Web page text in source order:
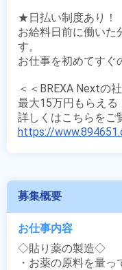
★日払い制度あり！
お給料日前に働いた
す。
お仕事を初めてす
＜＜BREXA Nextの
最大15万円もらえる
https://
募集概要
お仕事内容
◇貼り薬の製造◇
・お薬の原料を量